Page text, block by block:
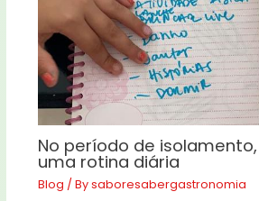
No período de
uma rotina diária
Blog / Bysaboresabergastronomia